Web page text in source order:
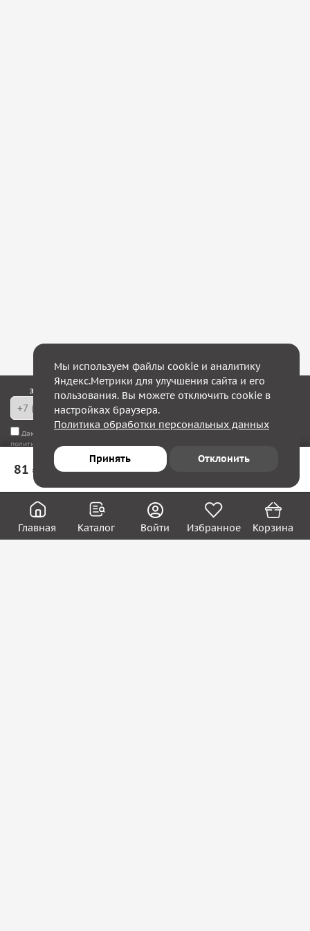
Главная Каталог Избранное
Войти Корзина
81 ₽
Закажите обратный звонок — в течение 10 минут мы с Вами свяжемся!
Даю согласие на обработку моих персональных данных
политикой конфиденциальности
Юридическим лицам
Акции
Вакансии
Контакты
Мы используем файлы cookie и аналитику
Яндекс.Метрики для улучшения сайта и его
пользования. Вы можете отключить cookie в
настройках браузера.
Политика обработки персональных данных
Принять Отклонить